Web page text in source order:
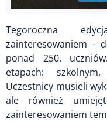
Tegoroczna
zainteresowaniem -
ponad 250.
etapach:
Uczestnicy musieli
ale również
zainteresowaniem